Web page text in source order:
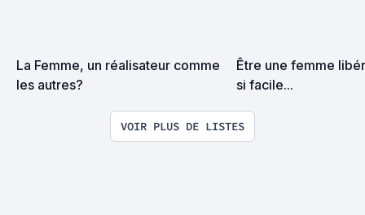
La Femme, un réalisateur comme
les autres?
Être une femme
si facile...
VOIR PLUS DE LISTES